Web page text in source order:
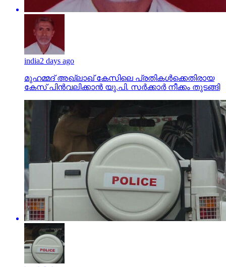
india2 days ago
മുഹമ്മദ് അഖ്‌ലാഖ് കേസിലെ പ്രതികള്‍ക്കെതിരായ
കേസ് പിന്‍വലിക്കാന്‍ യു.പി. സര്‍ക്കാര്‍ നീക്കം തുടങ്ങി